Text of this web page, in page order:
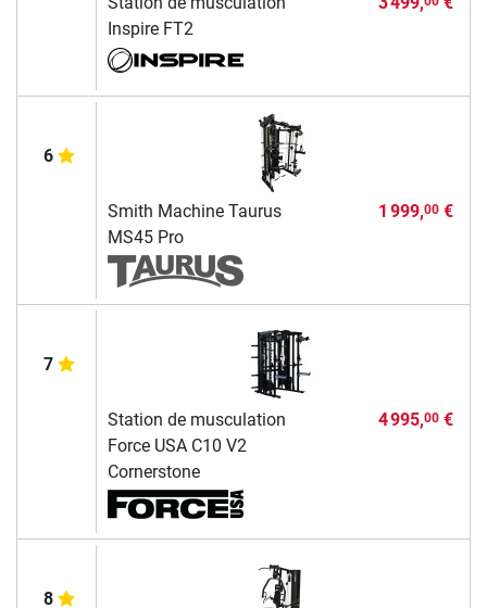
Inspire FT2
6
Smith Machine Taurus
MS45 Pro
1 999,00€
7
Station de musculation
Force USA C10 V2
Cornerstone
4 995,00€
8